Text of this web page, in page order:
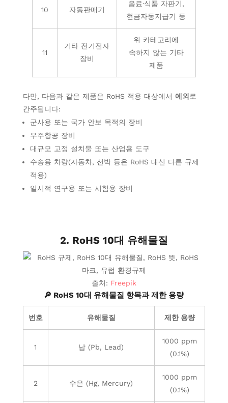
10 자동판매기
음료·식품 자판기,
현금자동지급기 등
11
기타 전기전자
장비
위 카테고리에
속하지 않는 기타
제품
다만, 다음과 같은 제품은 RoHS 적용 대상에서 예외 로
간주됩니다:
군사용 또는 국가 안보 목적의 장비
우주항공 장비
대규모 고정 설치물 또는 산업용 도구
수송용 차량(자동차, 선박 등은 RoHS 대신 다른 규제
적용)
일시적 연구용 또는 시험용 장비
2. RoHS 10대 유해물질
출처: Freepik
🔎 RoHS 10대 유해물질 항목과 제한 용량
번호 유해물질 제한 용량
1 납 (Pb, Lead)
1000 ppm
(0.1%)
2 수은 (Hg, Mercury)
1000 ppm
(0.1%)